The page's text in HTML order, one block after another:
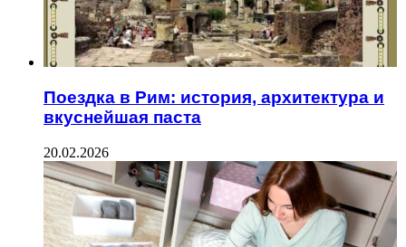
Поездка в Рим: история, архитектура и
вкуснейшая паста
20.02.2026